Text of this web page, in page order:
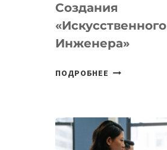
Создания
«искусственного
Инженера»
ПОДРОБНЕЕ ДЖЕФФ
PROMETHEUS
ДЛЯ